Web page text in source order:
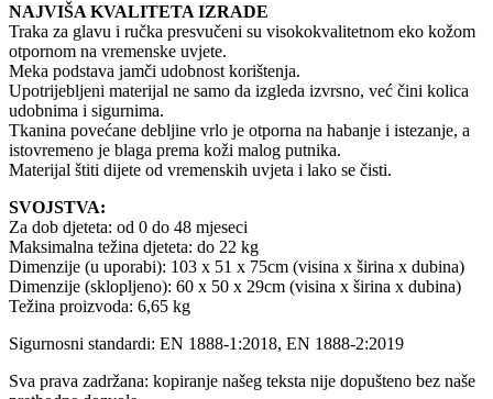
NAJVIŠA KVALITETA IZRADE
Traka za glavu i ručka presvučeni su visokokvalitetnom eko kožom
otpornom na vremenske uvjete.
Meka podstava jamči udobnost korištenja.
Upotrijebljeni materijal ne samo da izgleda izvrsno, već čini kolica
udobnima i sigurnima.
Tkanina povećane debljine vrlo je otporna na habanje i istezanje, a
istovremeno je blaga prema koži malog putnika.
Materijal štiti dijete od vremenskih uvjeta i lako se čisti.
SVOJSTVA:
Za dob djeteta: od 0 do 48 mjeseci
Maksimalna težina djeteta: do 22 kg
Dimenzije (u uporabi): 103 x 51 x 75cm (visina x širina x dubina)
Dimenzije (sklopljeno): 60 x 50 x 29cm (visina x širina x dubina)
Težina proizvoda: 6,65 kg
Sigurnosni standardi: EN 1888-1:2018, EN 1888-2:2019
Sva prava zadržana: kopiranje našeg teksta nije dopušteno bez naše